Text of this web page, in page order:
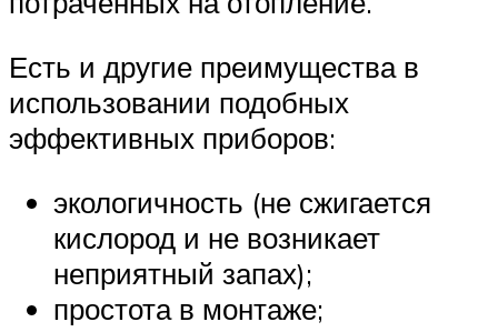
Есть и другие преимущества в
использовании подобных
эффективных приборов:
экологичность (не сжигается
кислород и не возникает
неприятный запах);
простота в монтаже;